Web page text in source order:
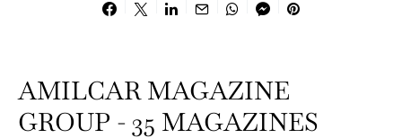
AMILCAR MAGAZINE
GROUP - 35 MAGAZINES